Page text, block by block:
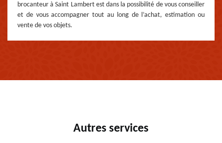
brocanteur à Saint Lambert est dans la possibilité de vous conseiller
et de vous accompagner tout au long de l’achat, estimation ou
vente de vos objets.
Autres services